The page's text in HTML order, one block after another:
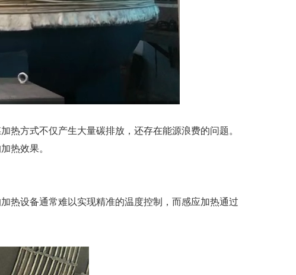
热方式不仅产生大量碳排放，还存在能源浪费的问题。
热效果。
热设备通常难以实现精准的温度控制，而感应加热通过